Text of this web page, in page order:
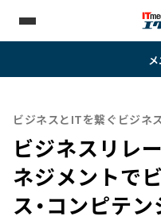
ビジネスとITを繋ぐビジネ
ビジネスリレ
ネジメントで
ス・コンピテ